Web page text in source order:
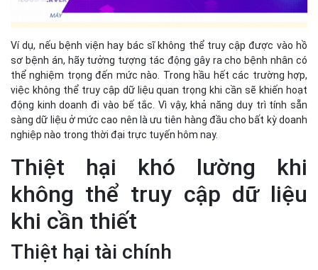
Ví dụ, nếu bệnh viện hay bác sĩ không thể truy cập được vào hồ
sơ bệnh án, hãy tưởng tượng tác động gây ra cho bệnh nhân có
thể nghiệm trọng đến mức nào. Trong hầu hết các trường hợp,
việc không thể truy cập dữ liệu quan trọng khi cần sẽ khiến hoạt
động kinh doanh đi vào bế tắc. Vì vậy, khả năng duy trì tính sẵn
sàng dữ liệu ở mức cao nên là ưu tiên hàng đầu cho bất kỳ doanh
nghiệp nào trong thời đại trực tuyến hôm nay.
Thiệt hại khó lường khi
không thể truy cập dữ liệu
khi cần thiết
Thiệt hại tài chính